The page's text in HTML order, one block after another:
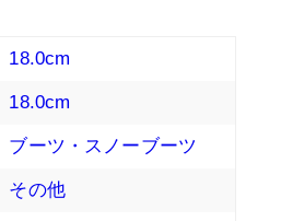
18.0cm
18.0cm
ブーツ・スノーブーツ
その他